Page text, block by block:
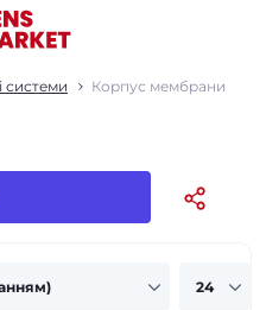
системи Корпус мембрани